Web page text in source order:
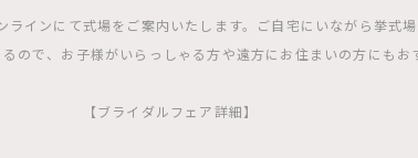
ラインにて式場をご案内いたします。ご自宅にいながら挙式
ので、お子様がいらっしゃる方や遠方にお住まいの方にもお
【ブライダルフェア詳細】